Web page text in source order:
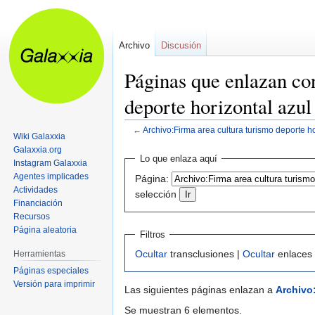
Páginas que enlazan
deporte horizontal
← Archivo:Firma area cultura turismo deporte
navegación
búsqueda
Lo que enlaza aquí
Página:
selección
Filtros
Ocultar transclusiones | Ocultar
Las siguientes páginas enlazan a
Se muestran 6 elementos.
Archivo Discusión
Wiki Galaxxia
Galaxxia.org
Instagram Galaxxia
Agentes implicades
Actividades
Financiación
Recursos
Página aleatoria
Herramientas
Páginas especiales
Versión para imprimir